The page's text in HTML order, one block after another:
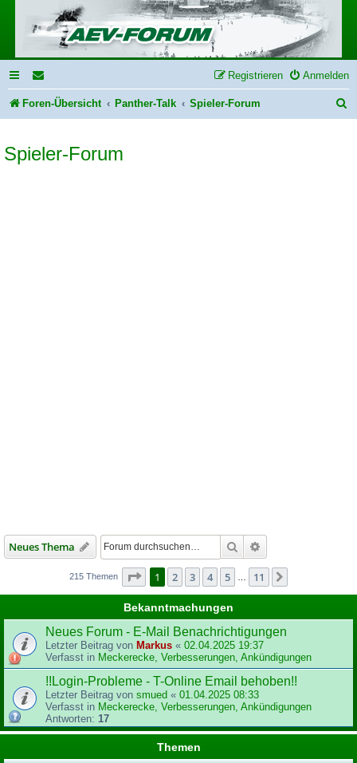
Anmelden
Registrieren
Foren-Übersicht Panther-Talk Spieler-Forum
Spieler-Forum
Neues Thema Suche
215 Themen Seite 1von 11
1 2 3 4 5 11
Bekanntmachungen
Neues Forum - E-Mail Benachrichtigungen
Letzter Beitrag von Markus « 02.04.2025 19:37
Verfasst in Meckerecke, Verbesserungen, Ankündigungen
!!Login-Probleme - T-Online Email behoben!!
Letzter Beitrag von smued « 01.04.2025 08:33
Verfasst in Meckerecke, Verbesserungen, Ankündigungen
Antworten: 17
Themen